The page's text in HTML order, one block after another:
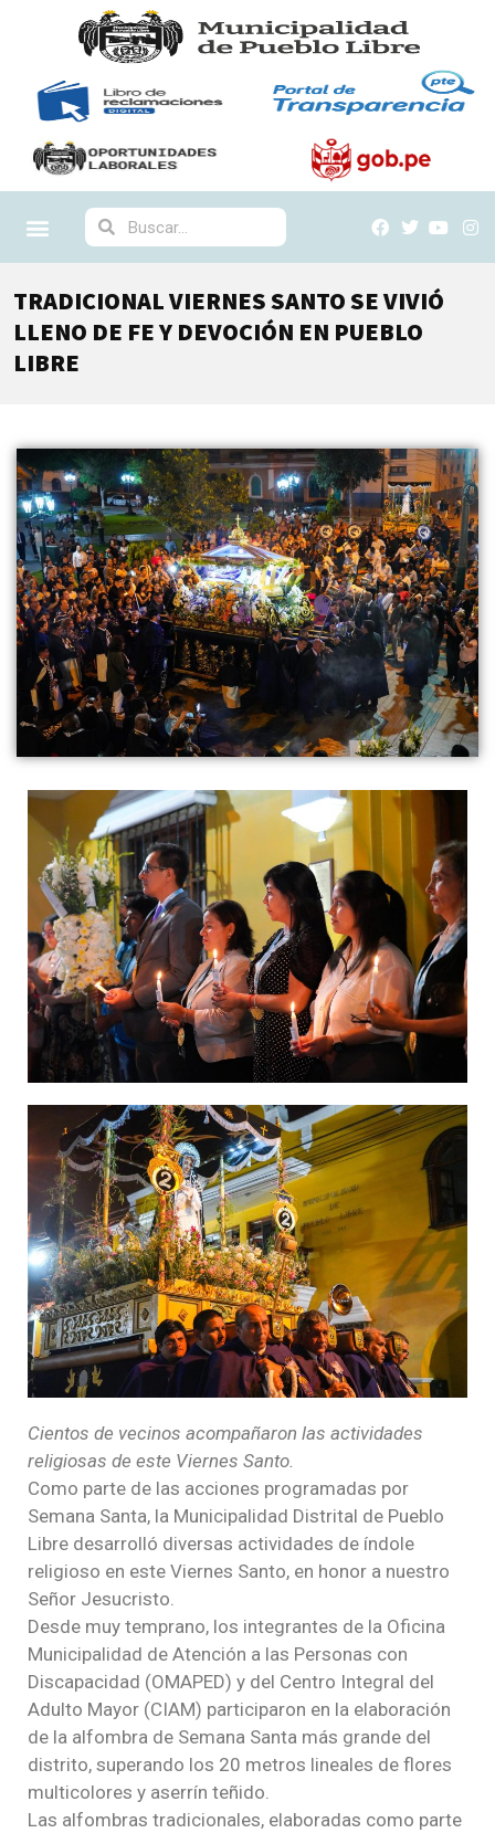
TRADICIONAL VIERNES SANTO SE VIVIÓ
LLENO DE FE Y DEVOCIÓN EN PUEBLO
LIBRE
Cientos de vecinos acompañaron las actividades
religiosas de este Viernes Santo.
Como parte de las acciones programadas por
Semana Santa, la Municipalidad Distrital de Pueblo
Libre desarrolló diversas actividades de índole
religioso en este Viernes Santo, en honor a nuestro
Señor Jesucristo.
Desde muy temprano, los integrantes de la Oficina
Municipalidad de Atención a las Personas con
Discapacidad (OMAPED) y del Centro Integral del
Adulto Mayor (CIAM) participaron en la elaboración
de la alfombra de Semana Santa más grande del
distrito, superando los 20 metros lineales de flores
multicolores y aserrín teñido.
Las alfombras tradicionales, elaboradas como parte